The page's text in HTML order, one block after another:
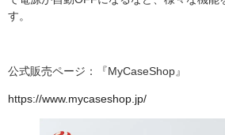
す。
公式販売ページ：『MyCaseShop』
https://www.mycaseshop.jp/